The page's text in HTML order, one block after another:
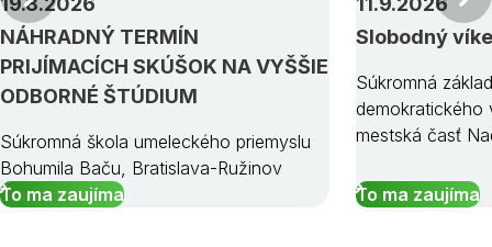
NÁHRADNÝ TERMÍN
PRIJÍMACÍCH SKÚŠOK NA VYŠŠIE
ODBORNÉ ŠTÚDIUM
Súkromná škola umeleckého priemyslu
Bohumila Baču, Bratislava-Ružinov
To ma zaujíma
Slobodný
Súkromná
demokratického
mestská časť
To ma zaujíma